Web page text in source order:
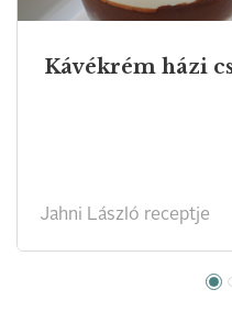
Kávékrém házi
Jahni László receptje